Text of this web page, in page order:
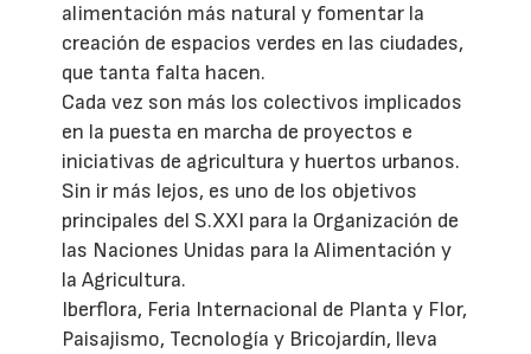
alimentación más natural y fomentar la
creación de espacios verdes en las ciudades,
que tanta falta hacen.
Cada vez son más los colectivos implicados
en la puesta en marcha de proyectos e
iniciativas de agricultura y huertos urbanos.
Sin ir más lejos, es uno de los objetivos
principales del S.XXI para la Organización de
las Naciones Unidas para la Alimentación y
la Agricultura.
Iberflora, Feria Internacional de Planta y Flor,
Paisajismo, Tecnología y Bricojardín, lleva